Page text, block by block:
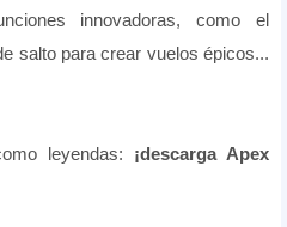
innovadoras, como el
salto para crear vuelos épicos...
leyendas: ¡descarga Apex